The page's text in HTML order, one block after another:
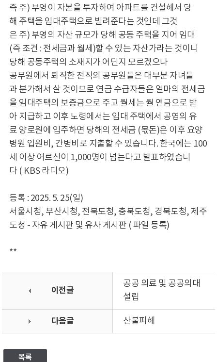
즉 주) 부영이 자본을 투자하여 아파트를 건설해서 당
해 주택을 임대주택으로 빌려준다는 것인데 그것
은 주) 부영의 자산 규모가 당해 공동 주택을 지어 임대
(즉 조건 : 전세금과 월세)할 수 있는 자산가라는 것이니
당해 공동주택의 소재지가 어딘지 모르겠으나
공무원에서 퇴직한 전직의 공무원들은 대부분 자녀들
과 분가해서 살 것이므로 연금 수급자들은 얼마의 전세금
을 임대주택의 보증금으로 주고 월세는 월 연금으로 받
아 지급하고 이후 노령에서는 임대 주택에서 공영의 유
료 양로원에 입주하면 당해의 전세금 (몫돈)은 이후 요양
병원 입원비, 간병비로 지출할 수 있습니다. 한국에는 100
세 이상 어르신이 1,000명이 넘는다고 발표하였습니
다 ( KBS 라디오)
등록 : 2025. 5. 25(일)
서울시청, 부산시청, 전북도청, 충북도청, 경북도청, 제주
도청 - 자유 게시판 및 유사 게시판 ( 파일 등록)
**
이전글
공공 의료 및 공공의대
설립
다음글 산불피해
목록